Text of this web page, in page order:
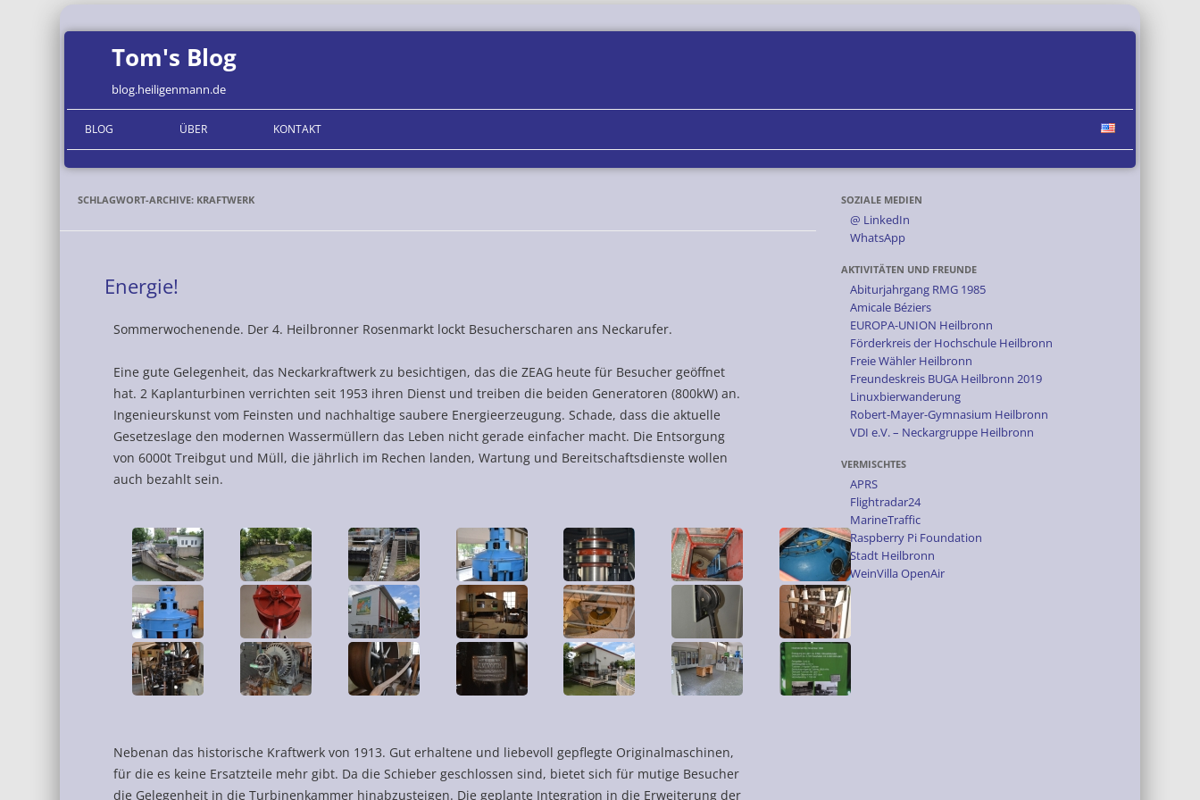
Tom's Blog
blog.heiligenmann.de
Zum
BLOG ÜBER
ORGANISATIONEN
KONTAKT
SCHLAGWORT-ARCHIVE: KRAFTWERK
Energie!
Sommerwochenende. Der 4. Heilbronner Rosenmarkt lockt Besucherscharen ans Neckarufer.
Eine gute Gelegenheit, das Neckarkraftwerk zu besichtigen, das die ZEAG heute für Besucher geöffnet
hat. 2 Kaplanturbinen verrichten seit 1953 ihren Dienst und treiben die beiden Generatoren (800kW) an.
Ingenieurskunst vom Feinsten und nachhaltige saubere Energieerzeugung. Schade, dass die aktuelle
Gesetzeslage den modernen Wassermüllern das Leben nicht gerade einfacher macht. Die Entsorgung
von 6000t Treibgut und Müll, die jährlich im Rechen landen, Wartung und Bereitschaftsdienste wollen
auch bezahlt sein.
Nebenan das historische Kraftwerk von 1913. Gut erhaltene und liebevoll gepflegte Originalmaschinen,
für die es keine Ersatzteile mehr gibt. Da die Schieber geschlossen sind, bietet sich für mutige Besucher
die Gelegenheit in die Turbinenkammer hinabzusteigen. Die geplante Integration in die Erweiterung der
SOZIALE MEDIEN
@ LinkedIn
WhatsApp
AKTIVITÄTEN UND FREUNDE
Abiturjahrgang RMG 1985
Amicale Béziers
EUROPA-UNION Heilbronn
Förderkreis der Hochschule Heilbronn
Freie Wähler Heilbronn
Freundeskreis BUGA Heilbronn 2019
Linuxbierwanderung
Robert-Mayer-Gymnasium Heilbronn
VDI e.V. – Neckargruppe Heilbronn
VERMISCHTES
APRS
Flightradar24
MarineTraffic
Raspberry Pi Foundation
Stadt Heilbronn
WeinVilla OpenAir